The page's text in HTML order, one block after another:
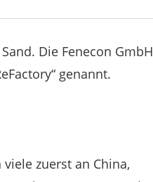
Die Fenecon GmbH
genannt.
zuerst an China,